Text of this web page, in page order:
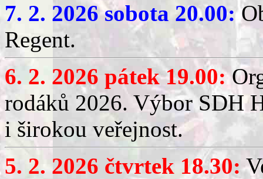
7. 2. 2026 sobota 20.00:
Regent.
6. 2. 2026 pátek 19.00:
rodáků 2026. Výbor SDH
i širokou veřejnost.
5. 2. 2026 čtvrtek 18.30: